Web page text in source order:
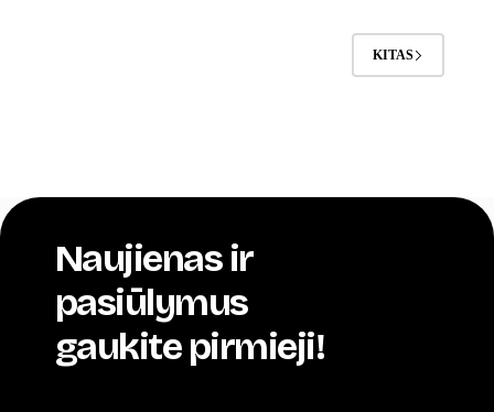
KITAS
Naujienas ir
pasiūlymus
gaukite pirmieji!